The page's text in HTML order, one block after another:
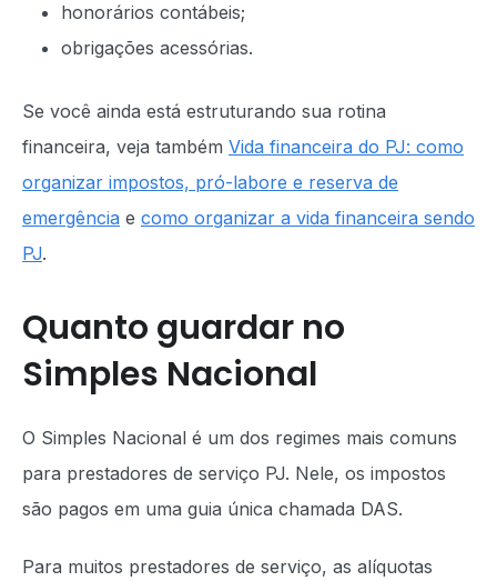
honorários contábeis;
obrigações acessórias.
Se você ainda está estruturando sua rotina
financeira, veja também Vida financeira do PJ: como
organizar impostos, pró-labore e reserva de
emergência e como organizar a vida financeira sendo
PJ.
Quanto guardar no
Simples Nacional
O Simples Nacional é um dos regimes mais comuns
para prestadores de serviço PJ. Nele, os impostos
são pagos em uma guia única chamada DAS.
Para muitos prestadores de serviço, as alíquotas